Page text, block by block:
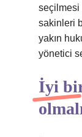
seçilmesi
sakinleri
yakın
yönetici
İyi